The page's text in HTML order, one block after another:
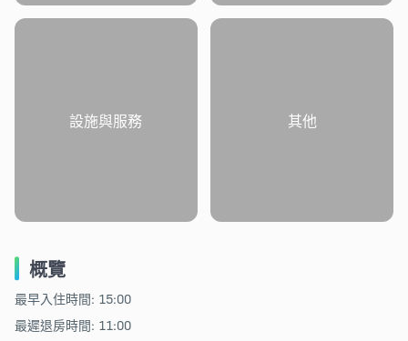
設施與服務 其他
概覽
最早入住時間: 15:00
最遲退房時間: 11:00